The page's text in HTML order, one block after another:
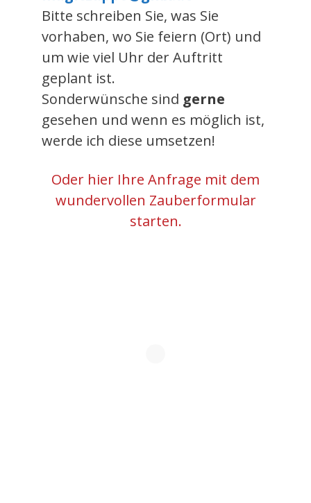
Bitte schreiben Sie, was Sie
vorhaben, wo Sie feiern (Ort) und
um wie viel Uhr der Auftritt
geplant ist.
Sonderwünsche sind gerne
gesehen und wenn es möglich ist,
werde ich diese umsetzen!
Oder hier Ihre Anfrage mit dem
wundervollen Zauberformular
starten.